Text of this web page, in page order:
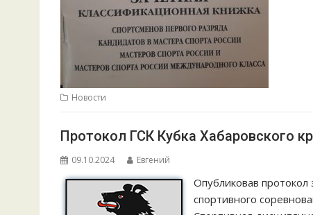
Новости
Протокол ГСК Кубка Хабаровского
09.10.2024 Евгений
Опубликовав протокол
спортивного